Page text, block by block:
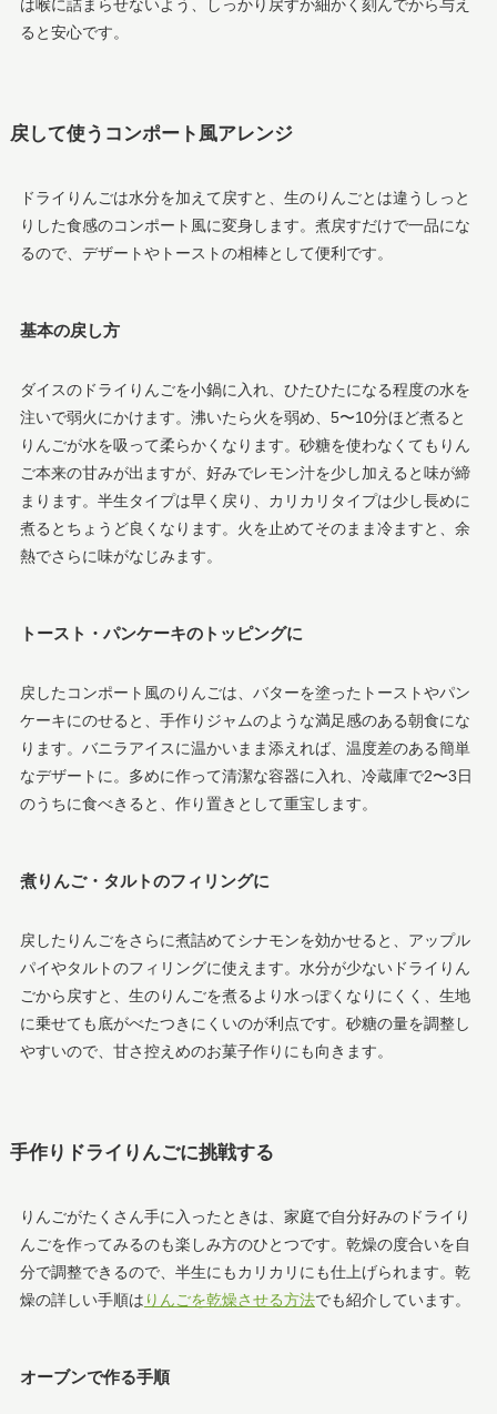
は喉に詰まらせないよう、しっかり戻すか細かく刻んでから与え
ると安心です。
戻して使うコンポート風アレンジ
ドライりんごは水分を加えて戻すと、生のりんごとは違うしっと
りした食感のコンポート風に変身します。煮戻すだけで一品にな
るので、デザートやトーストの相棒として便利です。
基本の戻し方
ダイスのドライりんごを小鍋に入れ、ひたひたになる程度の水を
注いで弱火にかけます。沸いたら火を弱め、5〜10分ほど煮ると
りんごが水を吸って柔らかくなります。砂糖を使わなくてもりん
ご本来の甘みが出ますが、好みでレモン汁を少し加えると味が締
まります。半生タイプは早く戻り、カリカリタイプは少し長めに
煮るとちょうど良くなります。火を止めてそのまま冷ますと、余
熱でさらに味がなじみます。
トースト・パンケーキのトッピングに
戻したコンポート風のりんごは、バターを塗ったトーストやパン
ケーキにのせると、手作りジャムのような満足感のある朝食にな
ります。バニラアイスに温かいまま添えれば、温度差のある簡単
なデザートに。多めに作って清潔な容器に入れ、冷蔵庫で2〜3日
のうちに食べきると、作り置きとして重宝します。
煮りんご・タルトのフィリングに
戻したりんごをさらに煮詰めてシナモンを効かせると、アップル
パイやタルトのフィリングに使えます。水分が少ないドライりん
ごから戻すと、生のりんごを煮るより水っぽくなりにくく、生地
に乗せても底がべたつきにくいのが利点です。砂糖の量を調整し
やすいので、甘さ控えめのお菓子作りにも向きます。
手作りドライりんごに挑戦する
りんごがたくさん手に入ったときは、家庭で自分好みのドライり
んごを作ってみるのも楽しみ方のひとつです。乾燥の度合いを自
分で調整できるので、半生にもカリカリにも仕上げられます。乾
燥の詳しい手順は りんごを乾燥させる方法でも紹介しています。
オーブンで作る手順